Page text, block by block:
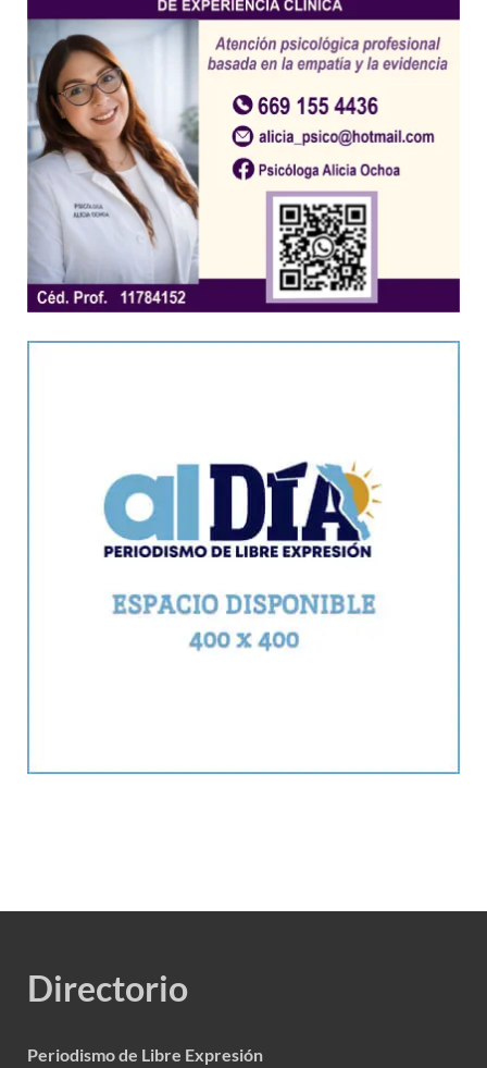
Directorio
Periodismo de Libre Expresión